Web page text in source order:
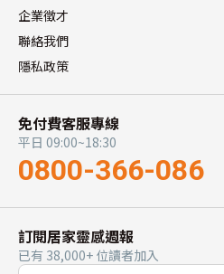
企業徵才
聯絡我們
隱私政策
免付費客服專線
平日 09:00~18:30
0800-366-086
訂閱居家靈感週報
已有 38,000+ 位讀者加入